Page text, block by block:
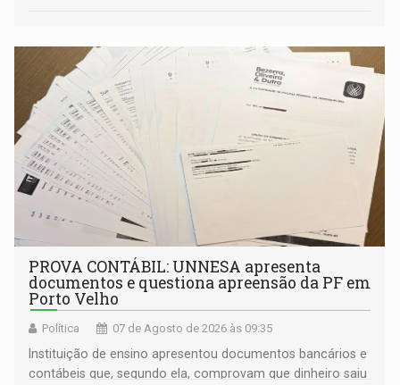
PROVA CONTÁBIL: UNNESA apresenta
documentos e questiona apreensão da PF em
Porto Velho
Política 07 de Agosto de 2026 às 09:35
Instituição de ensino apresentou documentos bancários e
contábeis que, segundo ela, comprovam que dinheiro saiu